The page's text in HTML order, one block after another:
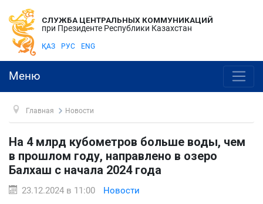
СЛУЖБА ЦЕНТРАЛЬНЫХ КОММУНИКАЦИЙ
при Президенте Республики Казахстан
ҚАЗ РУС ENG
Меню
Главная Новости
На 4 млрд кубометров больше воды, чем
в прошлом году, направлено в озеро
Балхаш с начала 2024 года
23.12.2024 в 11:00 Новости